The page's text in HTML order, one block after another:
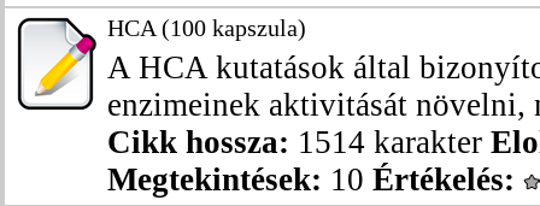
HCA (100 kapszula)
A HCA kutatások által
enzimeinek aktivitását növelni,
Cikk hossza: 1514 karakter
Megtekintések: 10 Értékelés: